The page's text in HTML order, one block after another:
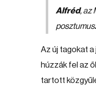
Alfréd, az
Az új tagokat
húzzák fel az
tartott